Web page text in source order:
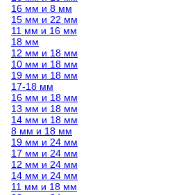
16 мм и 8 мм
15 мм и 22 мм
11 мм и 16 мм
18 мм
12 мм и 18 мм
10 мм и 18 мм
19 мм и 18 мм
17-18 мм
16 мм и 18 мм
13 мм и 18 мм
14 мм и 18 мм
8 мм и 18 мм
19 мм и 24 мм
17 мм и 24 мм
12 мм и 24 мм
14 мм и 24 мм
11 мм и 18 мм